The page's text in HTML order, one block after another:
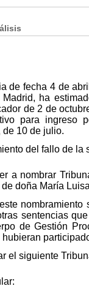
de fecha 4 de
ha
de 2 de
para ingreso
10 de julio.
del fallo de la
a nombrar
doña María
sentencias
de Gestión
el siguiente